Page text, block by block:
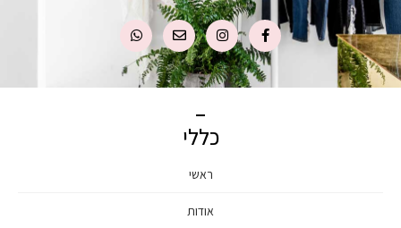
כללי
ראשי
אודות